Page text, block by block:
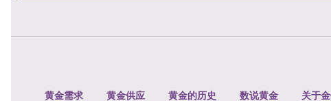
黄金需求 黄金供应 黄金的历史 数说黄金 关于